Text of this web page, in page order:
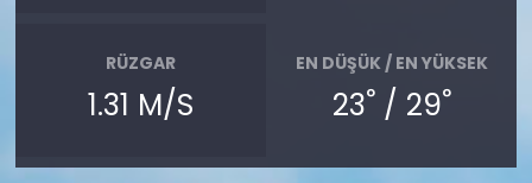
RÜZGAR
1.31 M/S
EN DÜŞÜK / EN YÜKSEK
23°/ 29°